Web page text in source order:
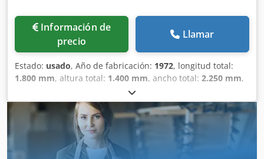
Información de
precio
Llamar
Estado: usado, Año de fabricación: 1972, longitud total:
1.800 mm, altura total: 1.400 mm, ancho total: 2.250 mm,
Color: Verde Peso en vacío: 2000 kg Precio: Consultar - Año
de fabricación: 1972 - Documentación disponible: No -
Certificado CE: No - Sistema de control: Convencional -
Dimensiones de transporte: 1800 mm x 2250 mm x 1400
mm (largo x ancho x alto) - Peso de transporte [kg]: 2000 kg
- Paquetes de transporte [unidades]: 1 Información